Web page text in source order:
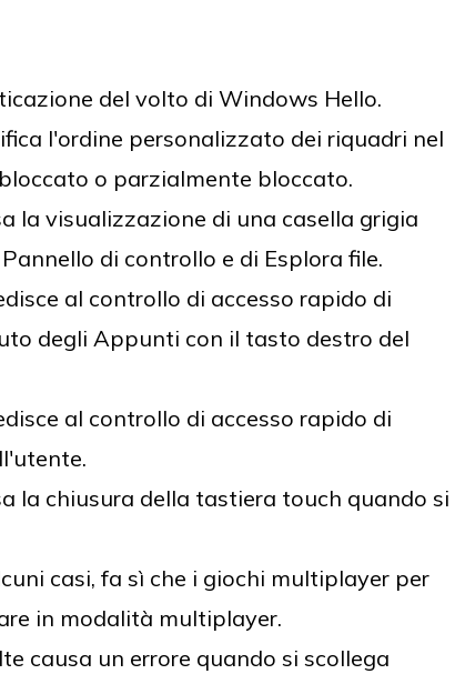
del volto di Windows Hello.
l'ordine personalizzato dei riquadri nel
o parzialmente bloccato.
la visualizzazione di una casella grigia
di controllo e di Esplora file.
al controllo di accesso rapido di
degli Appunti con il tasto destro del
al controllo di accesso rapido di
la chiusura della tastiera touch quando si
casi, fa sì che i giochi multiplayer per
in modalità multiplayer.
causa un errore quando si scollega